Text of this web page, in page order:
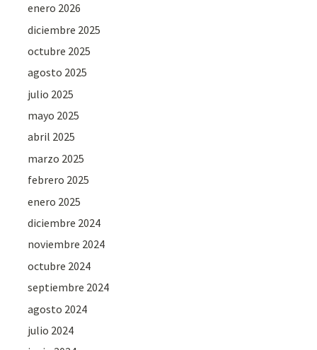
enero 2026
diciembre 2025
octubre 2025
agosto 2025
julio 2025
mayo 2025
abril 2025
marzo 2025
febrero 2025
enero 2025
diciembre 2024
noviembre 2024
octubre 2024
septiembre 2024
agosto 2024
julio 2024